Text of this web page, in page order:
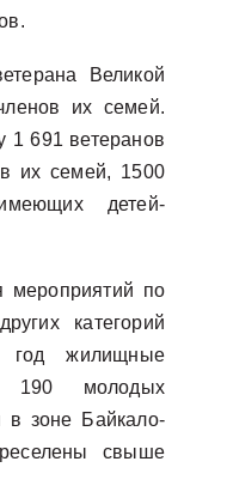
Великой
их семей.
691 ветеранов
их семей, 1500
детей-
мероприятий по
категорий
год жилищные
190 молодых
в зоне Байкало-
свыше